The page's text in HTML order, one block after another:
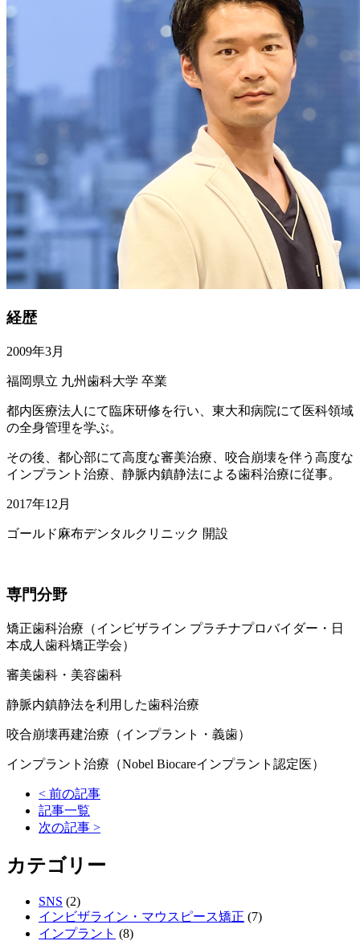
経歴
2009年3月
福岡県立 九州歯科大学 卒業
都内医療法人にて臨床研修を行い、東大和病院にて医科領域
の全身管理を学ぶ。
その後、都心部にて高度な審美治療、咬合崩壊を伴う高度な
インプラント治療、静脈内鎮静法による歯科治療に従事。
2017年12月
ゴールド麻布デンタルクリニック 開設
専門分野
矯正歯科治療（インビザライン プラチナプロバイダー・日
本成人歯科矯正学会）
審美歯科・美容歯科
静脈内鎮静法を利用した歯科治療
咬合崩壊再建治療（インプラント・義歯）
インプラント治療（Nobel Biocareインプラント認定医）
< 前の記事
記事一覧
次の記事 >
カテゴリー
SNS (2)
インビザライン・マウスピース矯正 (7)
インプラント (8)